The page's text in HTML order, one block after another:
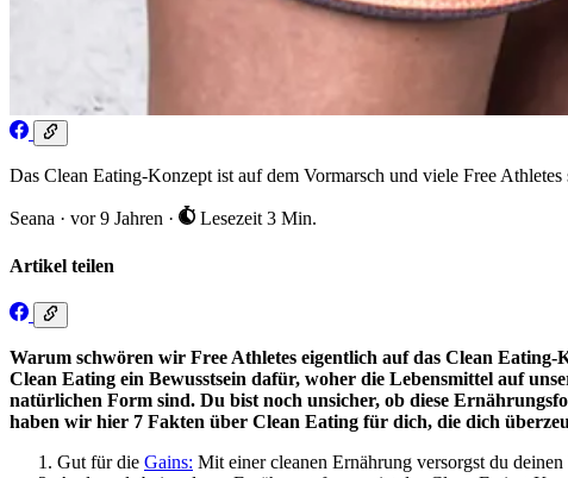
Das Clean Eating-Konzept ist auf dem Vormarsch und viele Free
Seana · vor 9 Jahren · Lesezeit 3 Min.
Artikel teilen
Warum schwören wir Free Athletes eigentlich auf das Clean
Clean Eating ein Bewusstsein dafür, woher die Lebensmittel auf
natürlichen Form sind. Du bist noch unsicher, ob diese
haben wir hier 7 Fakten über Clean Eating für dich, die dich
Gut für die Gains: Mit einer cleanen Ernährung versorgst du